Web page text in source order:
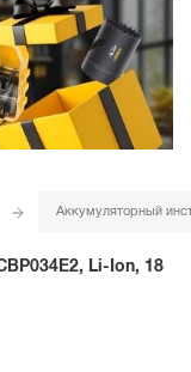
Аккумуляторный
Li-Ion, 18